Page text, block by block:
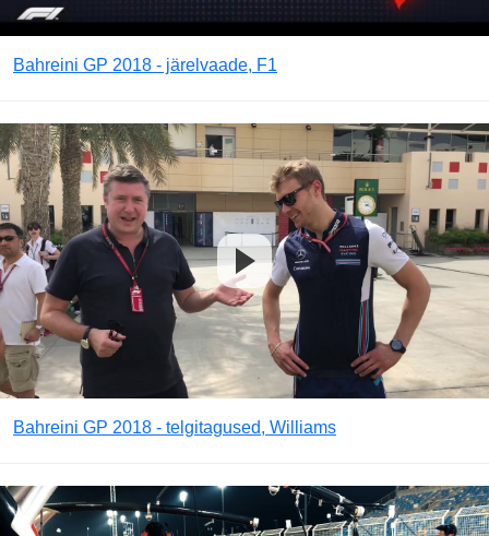
Bahreini GP 2018 - järelvaade, F1
Bahreini GP 2018 - telgitagused, Williams